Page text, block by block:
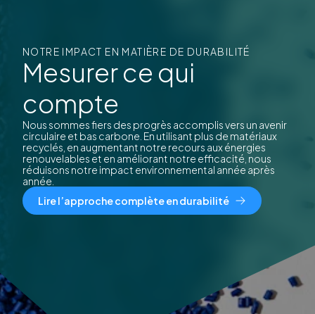
A propos de nous
Offres d'emploiNos bureauxBrochuresMedia center Events
Rapports obligations
NOTRE IMPACT EN MATIÈRE DE DURABILITÉ
Mesurer ce qui
compte
Nous sommes fiers des progrès accomplis vers un avenir
circulaire et bas carbone. En utilisant plus de matériaux
recyclés, en augmentant notre recours aux énergies
renouvelables et en améliorant notre efficacité, nous
réduisons notre impact environnemental année après
année.
Lire l’approche complète en durabilité